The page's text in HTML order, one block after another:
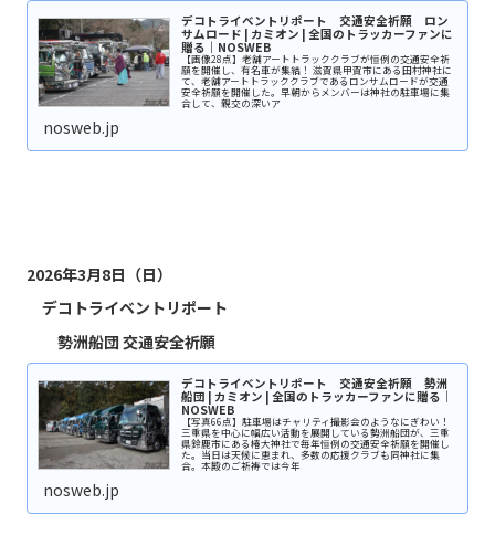
デコトライベントリポート 交通安全祈願 ロン
サムロード | カミオン | 全国のトラッカーファンに
贈る｜NOSWEB
【画像28点】老舗アートトラッククラブが恒例の交通安全祈
願を開催し、有名車が集結！ 滋賀県甲賀市にある田村神社に
て、老舗アートトラッククラブであるロンサムロードが交通
安全祈願を開催した。早朝からメンバーは神社の駐車場に集
合して、親交の深いア
nosweb.jp
2026年3月8日（日）
デコトライベントリポート
勢洲船団 交通安全祈願
デコトライベントリポート 交通安全祈願 勢洲
船団 | カミオン | 全国のトラッカーファンに贈る｜
NOSWEB
【写真66点】駐車場はチャリティ撮影会のようなにぎわい！
三重県を中心に幅広い活動を展開している勢洲船団が、三重
県鈴鹿市にある椿大神社で毎年恒例の交通安全祈願を開催し
た。当日は天候に恵まれ、多数の応援クラブも同神社に集
合。本殿のご祈祷では今年
nosweb.jp